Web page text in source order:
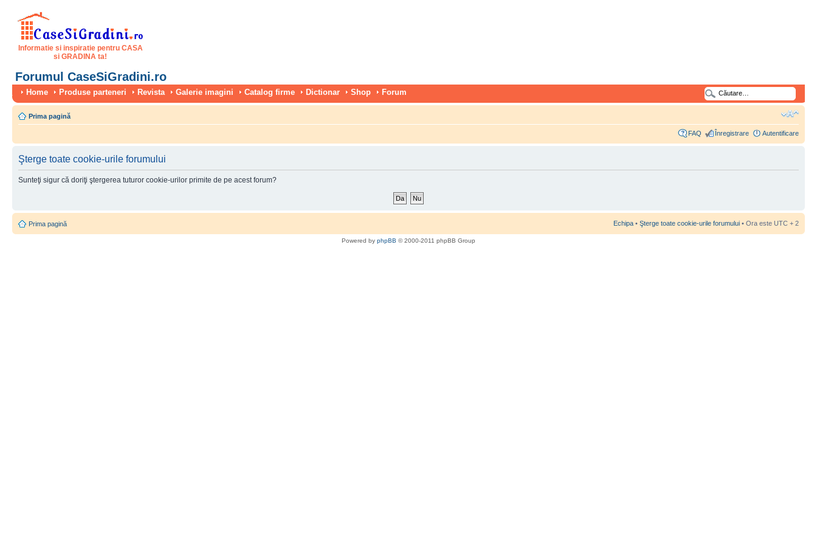
Informatie si inspiratie pentru CASA
si GRADINA ta!
Forumul CaseSiGradini.ro
Home Produse parteneri Revista Galerie imagini Catalog firme Dictionar Shop Forum
Prima pagină
FAQ Înregistrare Autentificare
Şterge toate cookie-urile forumului
Sunteţi sigur că doriţi ştergerea tuturor cookie-urilor primite de pe acest forum?
Prima pagină Echipa • Şterge toate cookie-urile forumului • Ora este UTC + 2
Powered by phpBB © 2000-2011 phpBB Group